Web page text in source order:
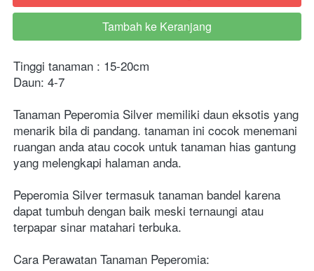
`
Tambah ke Keranjang
Tinggi tanaman : 15-20cm
Daun: 4-7
Tanaman Peperomia Silver memiliki daun eksotis yang
menarik bila di pandang. tanaman ini cocok menemani
ruangan anda atau cocok untuk tanaman hias gantung
yang melengkapi halaman anda.
Peperomia Silver termasuk tanaman bandel karena
dapat tumbuh dengan baik meski ternaungi atau
terpapar sinar matahari terbuka.
Cara Perawatan Tanaman Peperomia: